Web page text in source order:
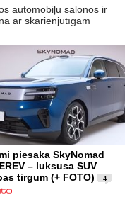
automobiļu salonos ir
ar skārienjutīgām
piesaka SkyNomad
– luksusa SUV
tirgum (+ FOTO)
4